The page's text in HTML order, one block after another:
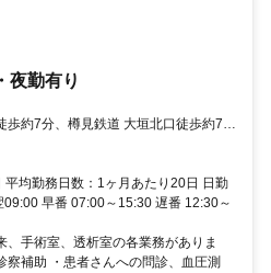
夜勤有り
歩約7分、樽見鉄道 大垣北口徒歩約7
分
均勤務日数：1ヶ月あたり20日 日勤
早番 07:00～15:30 遅番 12:30～
、手術室、透析室の各業務がありま
察補助 ・患者さんへの問診、血圧測